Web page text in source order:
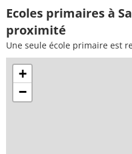
Ecoles primaires à
proximité
Une seule école primaire est
+
−